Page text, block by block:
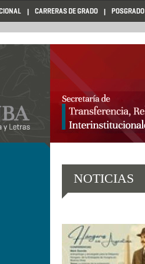
CARRERAS DE GRADO POSGRADO
NOTICIAS